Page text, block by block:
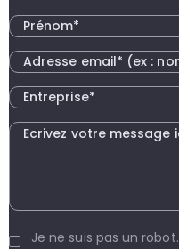
Je ne suis pas un robot.